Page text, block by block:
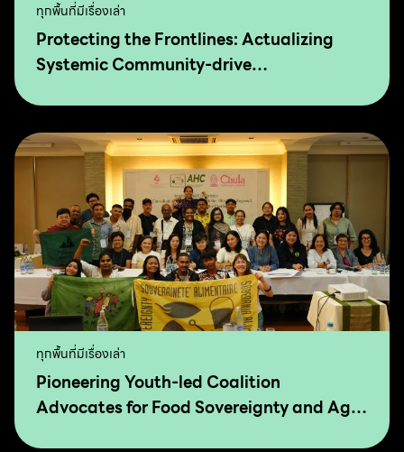
ทุกพื้นที่มีเรื่องเล่า
Protecting the Frontlines: Actualizing
Systemic Community-drive
ทุกพื้นที่มีเรื่องเล่า
Pioneering Youth-led Coalition
Advocates for Food Sovereignty and Agro